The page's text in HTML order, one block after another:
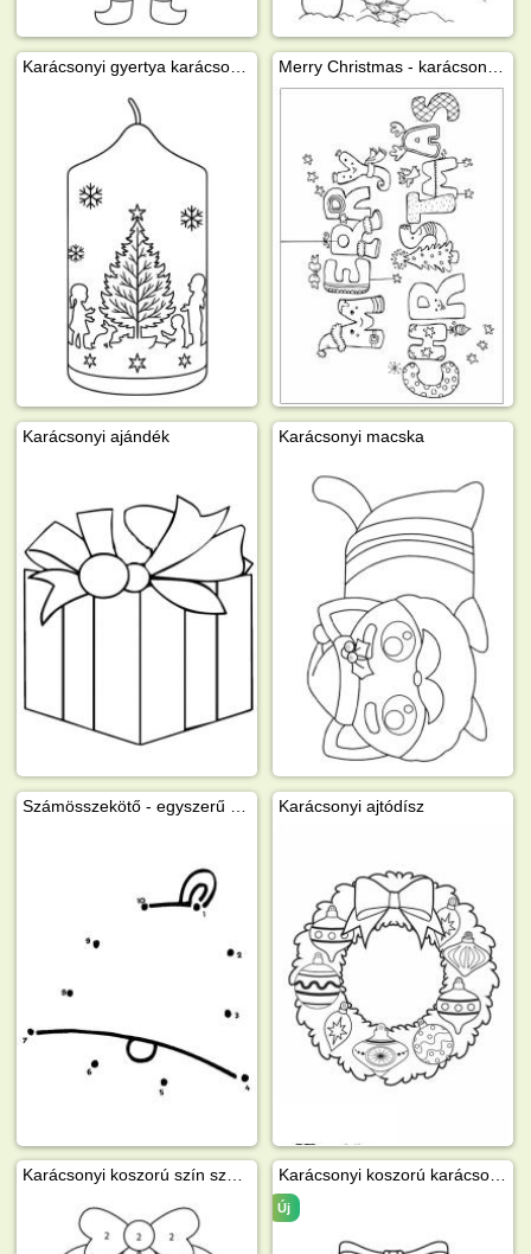
Karácsonyi ajándék Karácsonyi macska
Karácsonyi ajtódísz
Karácsonyi koszorú szín szám szerint Karácsonyi koszorú karácsonyi harangokkal
Új